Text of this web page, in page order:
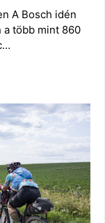
A Bosch idén
a több mint 860